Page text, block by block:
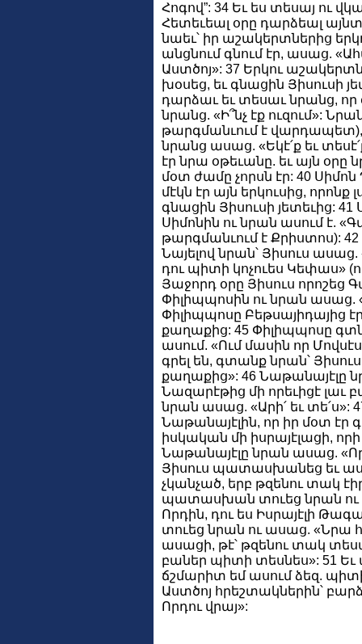
Հոգով”: 34 Եւ ես տեսայ ու
Հետեւեալ օրը դարձեալ
նաեւ՝ իր աշակերտներից
անցնում գնում էր, ասաց.
Աստծոյ»: 37 Երկու
խօսեց, եւ գնացին Յիսուսի
դարձաւ եւ տեսաւ նրանց, որ
նրանց. «Ի՞նչ էք ուզում»:
թարգմանւում է վարդապետ),
նրանց ասաց. «Եկէ՛ք եւ
էր նրա օթեւանը. եւ այն օրը
մօտ ժամը չորսն էր: 40
մէկն էր այն երկուսից,
գնացին Յիսուսի յետեւից:
Սիմոնին ու նրան ասում է.
թարգմանւում է Քրիստոս):
Նայելով նրան՝ Յիսուս
դու պիտի կոչուես Կեփաս»
Յաջորդ օրը Յիսուս որոշեց
Փիլիպպոսին ու նրան ասաց.
Փիլիպպոսը Բեթսայիդայից
քաղաքից: 45 Փիլիպպոսը
ասում. «Ում մասին որ
գրել են, գտանք նրան՝
քաղաքից»: 46 Նաթանայէլը
Նազարէթից մի որեւիցէ լաւ
նրան ասաց. «Արի՛ եւ տե՛ս»:
Նաթանայէլին, որ իր մօտ էր
իսկական մի իսրայէլացի, որի
Նաթանայէլը նրան ասաց.
Յիսուս պատասխանեց եւ
չկանչած, երբ թզենու տակ
պատասխան տուեց նրան ու
Որդին, դու ես Իսրայէլի
տուեց նրան ու ասաց. «Նրա
ասացի, թէ՝ թզենու տակ
բաներ պիտի տեսնես»: 51
ճշմարիտ եմ ասում ձեզ.
Աստծոյ հրեշտակներին՝
Որդու վրայ»: